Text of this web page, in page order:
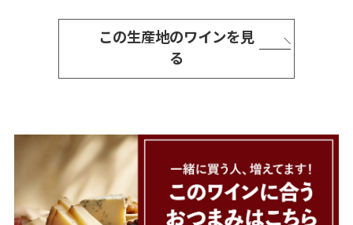
この生産地のワインを見
る